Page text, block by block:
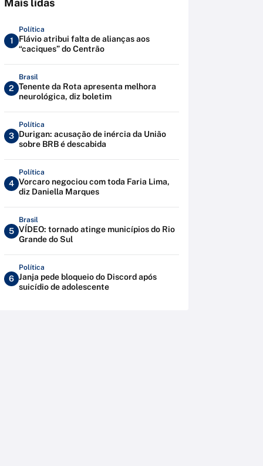
Mais lidas
1
Política
Flávio atribui falta de alianças aos
“caciques” do Centrão
2
Brasil
Tenente da Rota apresenta melhora
neurológica, diz boletim
3
Política
Durigan: acusação de inércia da União
sobre BRB é descabida
4
Política
Vorcaro negociou com toda Faria Lima,
diz Daniella Marques
5
Brasil
VÍDEO: tornado atinge municípios do Rio
Grande do Sul
6
Política
Janja pede bloqueio do Discord após
suicídio de adolescente